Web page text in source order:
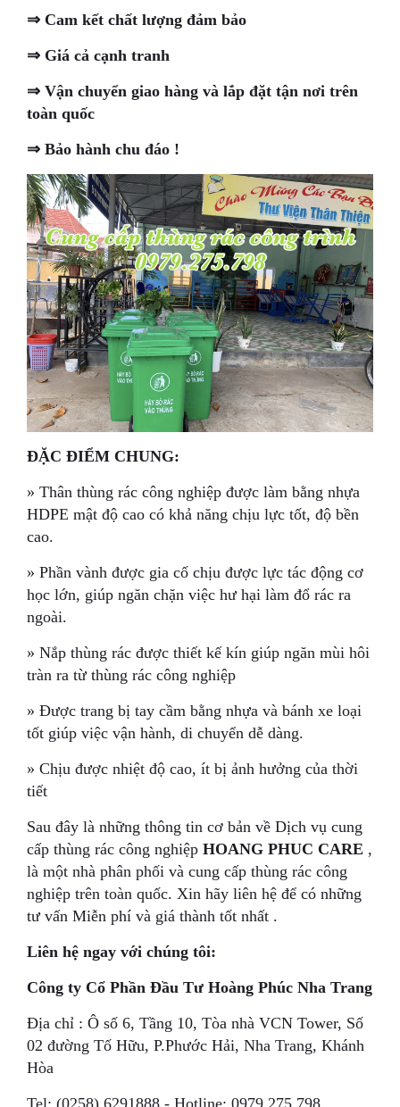
⇒ Cam kết chất lượng đảm bảo
⇒ Giá cả cạnh tranh
⇒ Vận chuyển giao hàng và lắp đặt tận nơi trên
toàn quốc
⇒ Bảo hành chu đáo !
ĐẶC ĐIỂM CHUNG:
» Thân thùng rác công nghiệp được làm bằng nhựa
HDPE mật độ cao có khả năng chịu lực tốt, độ bền
cao.
» Phần vành được gia cố chịu được lực tác động cơ
học lớn, giúp ngăn chặn việc hư hại làm đổ rác ra
ngoài.
» Nắp thùng rác được thiết kế kín giúp ngăn mùi hôi
tràn ra từ thùng rác công nghiệp
» Được trang bị tay cầm bằng nhựa và bánh xe loại
tốt giúp việc vận hành, di chuyển dễ dàng.
» Chịu được nhiệt độ cao, ít bị ảnh hưởng của thời
tiết
Sau đây là những thông tin cơ bản về Dịch vụ cung
cấp thùng rác công nghiệp HOANG PHUC CARE ,
là một nhà phân phối và cung cấp thùng rác công
nghiệp trên toàn quốc. Xin hãy liên hệ để có những
tư vấn Miễn phí và giá thành tốt nhất .
Liên hệ ngay với chúng tôi:
Công ty Cổ Phần Đầu Tư Hoàng Phúc Nha Trang
Địa chỉ : Ô số 6, Tầng 10, Tòa nhà VCN Tower, Số
02 đường Tố Hữu, P.Phước Hải, Nha Trang, Khánh
Hòa
Tel: (0258) 6291888 - Hotline: 0979 275 798